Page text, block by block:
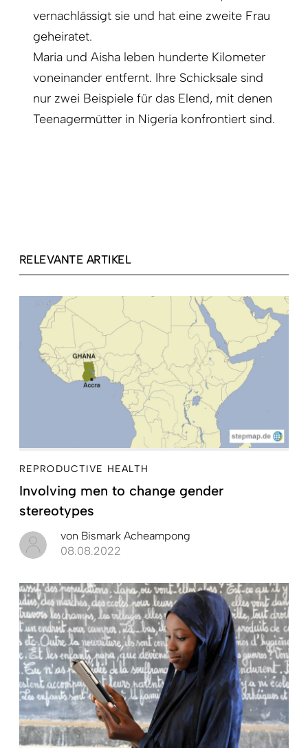
vernachlässigt sie und hat eine zweite Frau
geheiratet.
Maria und Aisha leben hunderte Kilometer
voneinander entfernt. Ihre Schicksale sind
nur zwei Beispiele für das Elend, mit denen
Teenagermütter in Nigeria konfrontiert sind.
RELEVANTE ARTIKEL
REPRODUCTIVE HEALTH
Involving men to change gender
stereotypes
von Bismark Acheampong
08.08.2022